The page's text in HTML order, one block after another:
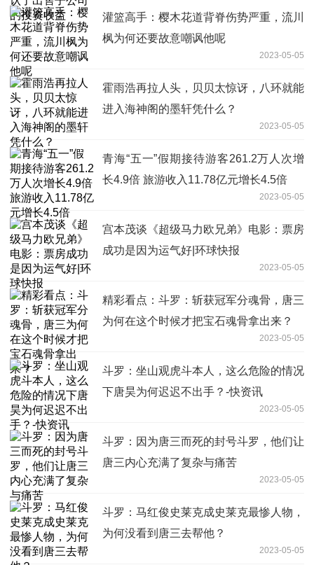
灌篮高手：樱木花道背脊伤势严重，流川
枫为何还要故意嘲讽他呢
2023-05-05
霍雨浩再拉人头，贝贝太惊讶，八环就能
进入海神阁的墨轩凭什么？
2023-05-05
青海“五一”假期接待游客261.2万人次增
长4.9倍 旅游收入11.78亿元增长4.5倍
2023-05-05
宫本茂谈《超级马力欧兄弟》电影：票房
成功是因为运气好|环球快报
2023-05-05
精彩看点：斗罗：斩获冠军分魂骨，唐三
为何在这个时候才把宝石魂骨拿出来？
2023-05-05
斗罗：坐山观虎斗本人，这么危险的情况
下唐昊为何迟迟不出手？-快资讯
2023-05-05
斗罗：因为唐三而死的封号斗罗，他们让
唐三内心充满了复杂与痛苦
2023-05-05
斗罗：马红俊史莱克成史莱克最惨人物，
为何没看到唐三去帮他？
2023-05-05